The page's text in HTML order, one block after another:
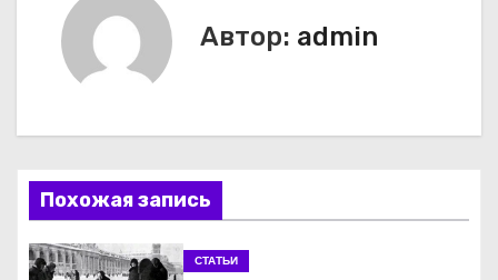
ц
и
Автор: admin
Похожая запись
СТАТЬИ